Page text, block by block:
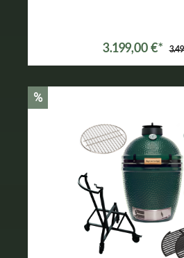
3.199,00 €*
%